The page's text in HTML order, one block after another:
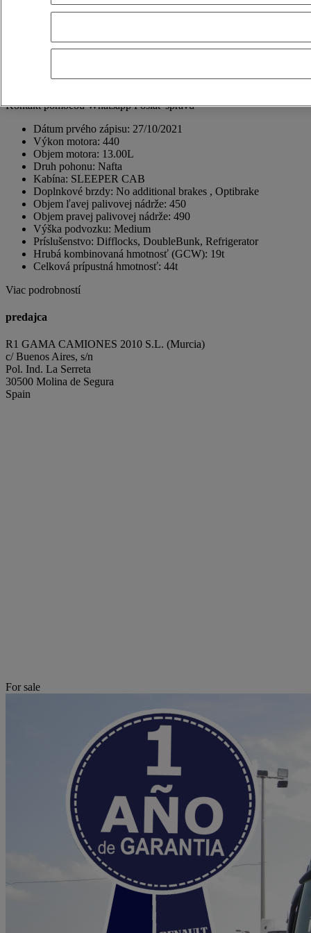
30500 Molina de Segura
ES, EN, FR
Kontakt pomocou WhatsappPoslať správu
Dátum prvého zápisu: 27/10/2021
Výkon motora: 440
Objem motora: 13.00L
Druh pohonu: Nafta
Kabína: SLEEPER CAB
Doplnkové brzdy: No additional brakes , Optibrake
Objem ľavej palivovej nádrže: 450
Objem pravej palivovej nádrže: 490
Výška podvozku: Medium
Príslušenstvo: Difflocks, DoubleBunk, Refrigerator
Hrubá kombinovaná hmotnosť (GCW): 19t
Celková prípustná hmotnosť: 44t
Viac podrobností
predajca
R1 GAMA CAMIONES 2010 S.L. (Murcia)
c/ Buenos Aires, s/n
Pol. Ind. La Serreta
30500 Molina de Segura
Spain
For sale